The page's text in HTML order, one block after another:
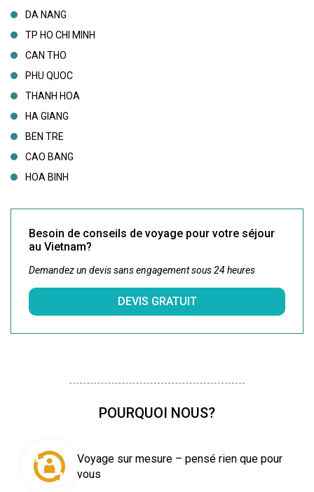
DA NANG
TP HO CHI MINH
CAN THO
PHU QUOC
THANH HOA
HA GIANG
BEN TRE
CAO BANG
HOA BINH
Besoin de conseils de voyage pour votre séjour
au Vietnam?
Demandez un devis sans engagement sous 24 heures
DEVIS GRATUIT
POURQUOI NOUS?
Voyage sur mesure – pensé rien que pour
vous